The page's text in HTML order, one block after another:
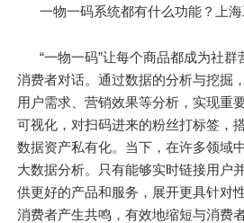
一物一码系统都有什么功能？上
“一物一码”让每个商品都成为社
消费者对话。通过数据的分析与挖掘
用户需求、营销效果等分析，实现重
可视化，对扫码进来的粉丝打标签，
数据资产私有化。当下，在许多领域
大数据分析。只有能够实时链接用户
供更好的产品和服务，展开更具针对
消费者产生共鸣，有效地缩短与消